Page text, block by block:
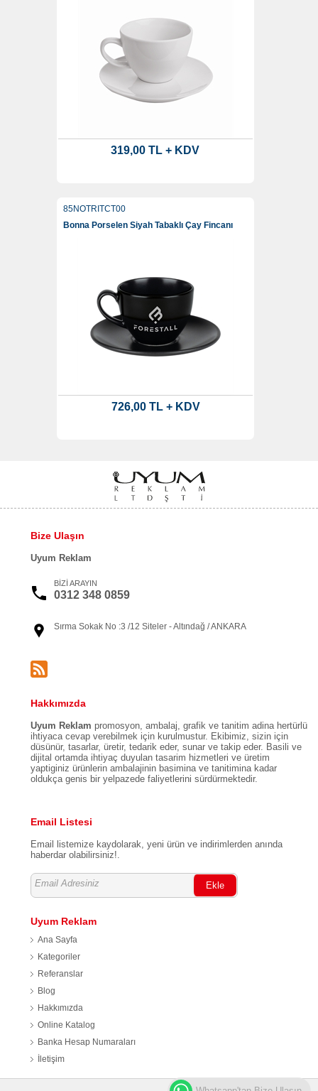
319,00 TL + KDV
85NOTRITCT00
Bonna Porselen Siyah Tabaklı Çay Fincanı
726,00 TL + KDV
Bize Ulaşın
Uyum Reklam
BİZİ ARAYIN
0312 348 0859
Sırma Sokak No :3 /12 Siteler - Altındağ / ANKARA
Hakkımızda
Uyum Reklam promosyon, ambalaj, grafik ve tanitim adina hertürlü
ihtiyaca cevap verebilmek için kurulmustur. Ekibimiz, sizin için
düsünür, tasarlar, üretir, tedarik eder, sunar ve takip eder. Basili ve
dijital ortamda ihtiyaç duyulan tasarim hizmetleri ve üretim
yaptiginiz ürünlerin ambalajinin basimina ve tanitimina kadar
oldukça genis bir yelpazede faliyetlerini sürdürmektedir.
Email Listesi
Email listemize kaydolarak, yeni ürün ve indirimlerden anında
haberdar olabilirsiniz!.
Ekle
Uyum Reklam
Ana Sayfa
Kategoriler
Referanslar
Blog
Hakkımızda
Online Katalog
Banka Hesap Numaraları
İletişim